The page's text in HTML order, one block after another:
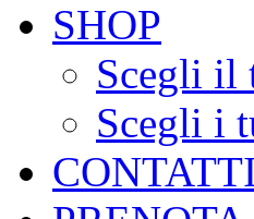
SHOP
Scegli il
Scegli i